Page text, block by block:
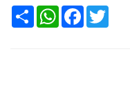
Compartilhar
WhatsAppFacebook
Twitter